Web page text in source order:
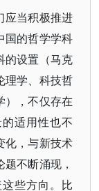
应当积极推进
国的哲学学科
的设置（马克
理学、科技哲
），不仅存在
适用性也不
化，与新技术
不断涌现，
些方向。比